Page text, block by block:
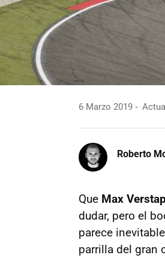
6 Marzo 2019
Roberto
Que Max
dudar, pero el
parece
parrilla del gran